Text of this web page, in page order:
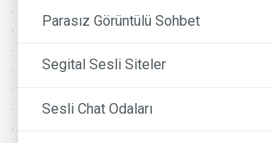
Parasız Görüntülü Sohbet
Segital Sesli Siteler
Sesli Chat Odaları